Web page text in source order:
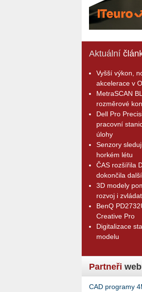
Aktuální
Vyšší výkon,
akcelerace v
MetraSCAN
rozměrové
Dell Pro
pracovní
úlohy
Senzory
horkém létu
ČAS rozšířila
dokončila
3D modely
rozvoj i
BenQ
Creative Pro
Digitalizace
modelu
Partneři
CAD programy